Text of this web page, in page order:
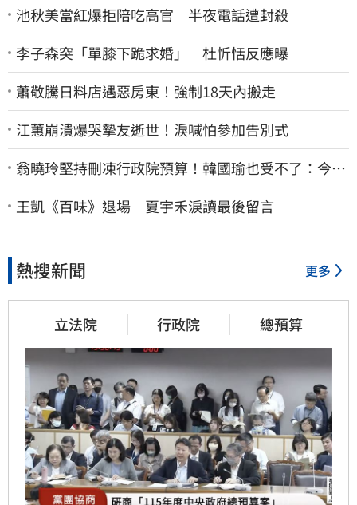
池秋美當紅爆拒陪吃高官 半夜電話遭封殺
李子森突「單膝下跪求婚」 杜忻恬反應曝
蕭敬騰日料店遇惡房東！強制18天內搬走
江蕙崩潰爆哭摯友逝世！淚喊怕參加告別式
翁曉玲堅持刪凍行政院預算！韓國瑜也受不了：今年
剩4個月你思考一下
王凱《百味》退場 夏宇禾淚讀最後留言
熱搜新聞 更多
立法院 行政院 總預算